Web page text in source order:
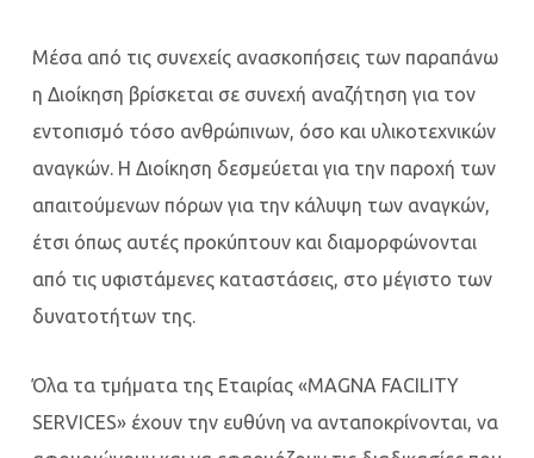
Μέσα από τις συνεχείς ανασκοπήσεις των παραπάνω
η Διοίκηση βρίσκεται σε συνεχή αναζήτηση για τον
εντοπισμό τόσο ανθρώπινων, όσο και υλικοτεχνικών
αναγκών. Η Διοίκηση δεσμεύεται για την παροχή των
απαιτούμενων πόρων για την κάλυψη των αναγκών,
έτσι όπως αυτές προκύπτουν και διαμορφώνονται
από τις υφιστάμενες καταστάσεις, στο μέγιστο των
δυνατοτήτων της.
Όλα τα τμήματα της Εταιρίας «MAGNA FACILITY
SERVICES» έχουν την ευθύνη να ανταποκρίνονται, να